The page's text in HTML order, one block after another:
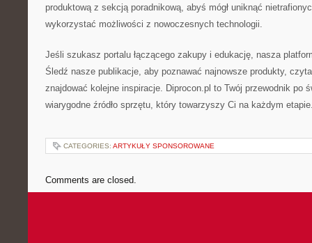
produktową z sekcją poradnikową, abyś mógł uniknąć
wykorzystać możliwości z nowoczesnych technologii.
Jeśli szukasz portalu łączącego zakupy i edukację, nasza
Śledź nasze publikacje, aby poznawać najnowsze produkty,
znajdować kolejne inspiracje. Diprocon.pl to Twój przewodnik po
wiarygodne źródło sprzętu, który towarzyszy Ci na każdym
CATEGORIES: ARTYKUŁY SPONSOROWANE
Comments are closed.